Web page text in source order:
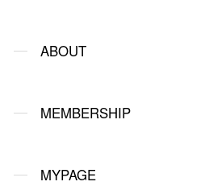
ABOUT
MEMBERSHIP
MYPAGE